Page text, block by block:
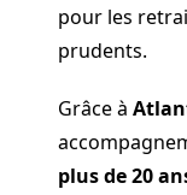
pour les
prudents.
Grâce à
plus de 20